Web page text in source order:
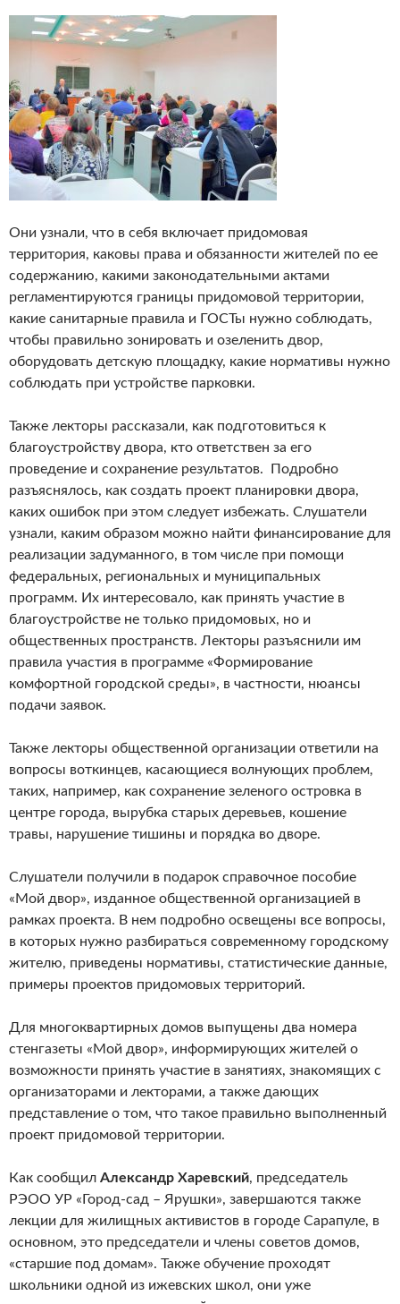
Они узнали, что в себя включает придомовая
территория, каковы права и обязанности жителей по ее
содержанию, какими законодательными актами
регламентируются границы придомовой территории,
какие санитарные правила и ГОСТы нужно соблюдать,
чтобы правильно зонировать и озеленить двор,
оборудовать детскую площадку, какие нормативы нужно
соблюдать при устройстве парковки.
Также лекторы рассказали, как подготовиться к
благоустройству двора, кто ответствен за его
проведение и сохранение результатов. Подробно
разъяснялось, как создать проект планировки двора,
каких ошибок при этом следует избежать. Слушатели
узнали, каким образом можно найти финансирование для
реализации задуманного, в том числе при помощи
федеральных, региональных и муниципальных
программ. Их интересовало, как принять участие в
благоустройстве не только придомовых, но и
общественных пространств. Лекторы разъяснили им
правила участия в программе «Формирование
комфортной городской среды», в частности, нюансы
подачи заявок.
Также лекторы общественной организации ответили на
вопросы воткинцев, касающиеся волнующих проблем,
таких, например, как сохранение зеленого островка в
центре города, вырубка старых деревьев, кошение
травы, нарушение тишины и порядка во дворе.
Слушатели получили в подарок справочное пособие
«Мой двор», изданное общественной организацией в
рамках проекта. В нем подробно освещены все вопросы,
в которых нужно разбираться современному городскому
жителю, приведены нормативы, статистические данные,
примеры проектов придомовых территорий.
Для многоквартирных домов выпущены два номера
стенгазеты «Мой двор», информирующих жителей о
возможности принять участие в занятиях, знакомящих с
организаторами и лекторами, а также дающих
представление о том, что такое правильно выполненный
проект придомовой территории.
Как сообщил Александр Харевский, председатель
РЭОО УР «Город-сад – Ярушки», завершаются также
лекции для жилищных активистов в городе Сарапуле, в
основном, это председатели и члены советов домов,
«старшие под домам». Также обучение проходят
школьники одной из ижевских школ, они уже